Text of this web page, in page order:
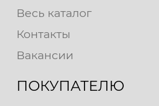
Весь каталог
Контакты
Вакансии
ПОКУПАТЕЛЮ